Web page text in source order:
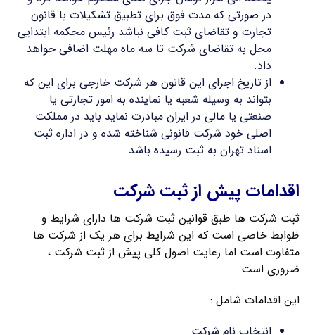
در صورتی که مدت فوق برای تطبیق تشکیلات با قانون
تجارت و تقاضای ثبت کافی نباشد رئیس محکمه ابتدایی
محل به تقاضای شرکت تا سه ماه مهلت اضافی خواهد
داد.
از تاریخ اجرای این قانون هر شرکت خارجی برای این که
بتواند به وسیله شعبه یا نماینده به امور تجارتی یا
صنعتی یا مالی در ایران مبادرت نماید باید در مملکت
اصلی خود شرکت قانونی شناخته شده و در اداره ثبت
اسناد تهران به ثبت رسیده باشد.
اقدامات پیش از ثبت شرکت
ثبت شرکت ها طبق قوانین ثبت شرکت ها دارای شرایط و
ظوابط خاصی است که این شرایط برای هر یک از شرکت ها
متفاوت است اما رعایت اصول کلی پیش از ثبت شرکت ،
ضروری است .
این اقدامات شامل :
انتخاب نام شرکت